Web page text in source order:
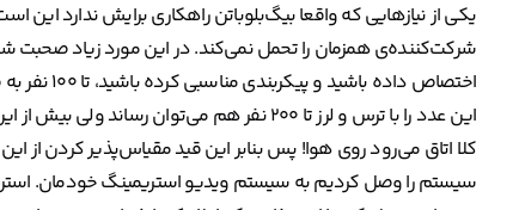
یکی از نیازهایی که واقعا بیگ‌بلوباتن راهکاری برایش ندارد
شرکت‌کننده‌ی همزمان را تحمل نمی‌کند. در این مورد زیاد صحبت شده
اختصاص
این عدد را با ترس و لرز تا ۲۰۰ نفر هم
کلا اتاق می‌رود روی هوا! پس بنابر این قید مقیاس‌پذیر کردن از این